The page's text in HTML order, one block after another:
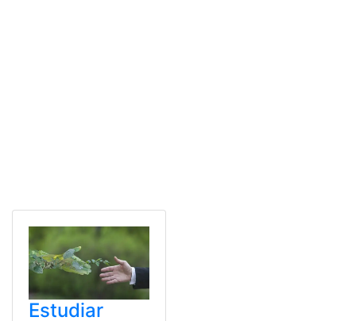
Estudiar